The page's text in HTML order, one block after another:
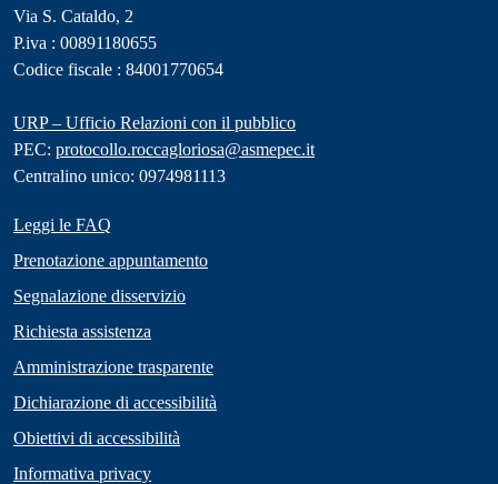
Via S. Cataldo, 2
P.iva : 00891180655
Codice fiscale : 84001770654
URP – Ufficio Relazioni con il pubblico
PEC: protocollo.roccagloriosa@asmepec.it
Centralino unico: 0974981113
Leggi le FAQ
Prenotazione appuntamento
Segnalazione disservizio
Richiesta assistenza
Amministrazione trasparente
Dichiarazione di accessibilità
Obiettivi di accessibilità
Informativa privacy